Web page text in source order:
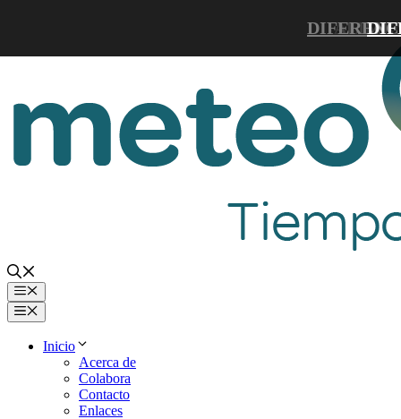
Menú
Menú
Inicio
Acerca de
Colabora
Contacto
Enlaces